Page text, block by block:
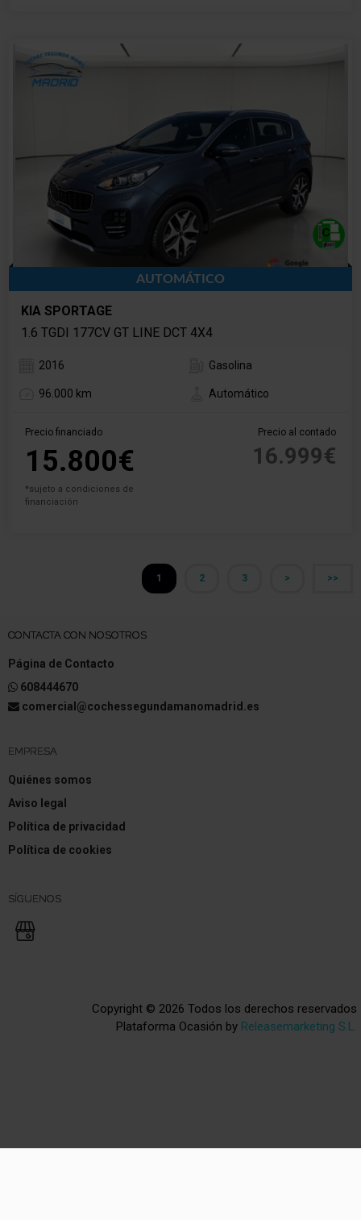
AUTOMÁTICO
KIA SPORTAGE
1.6 TGDI 177CV GT LINE DCT 4X4
2016 Gasolina
96.000 km Automático
Precio financiado
15.800€
*sujeto a condiciones de
financiación
Precio al contado
16.999€
1 2 3 > >>
CONTACTA CON NOSOTROS
Página de Contacto
608444670
comercial@cochessegundamanomadrid.es
EMPRESA
Quiénes somos
Aviso legal
Política de privacidad
Política de cookies
SÍGUENOS
Copyright © 2026 Todos los derechos reservados
Plataforma Ocasión by Releasemarketing S.L.